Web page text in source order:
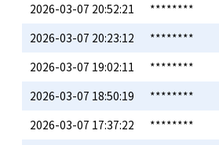
2026-03-07 20:52:21
********
2026-03-07 20:23:12
********
2026-03-07 19:02:11
********
2026-03-07 18:50:19
********
2026-03-07 17:37:22
********